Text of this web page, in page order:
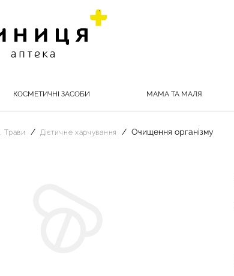
КОСМЕТИЧНІ ЗАСОБИ МАМА ТА МАЛЯ
Трави Дієтичне харчування Очищення організму